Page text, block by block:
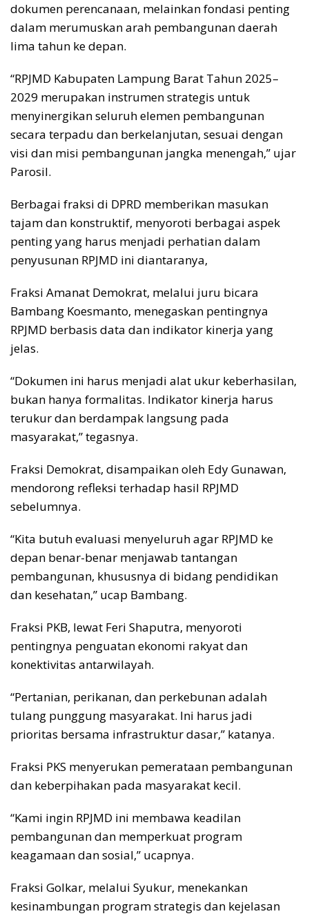
dokumen perencanaan, melainkan fondasi penting
dalam merumuskan arah pembangunan daerah
lima tahun ke depan.
“RPJMD Kabupaten Lampung Barat Tahun 2025–
2029 merupakan instrumen strategis untuk
menyinergikan seluruh elemen pembangunan
secara terpadu dan berkelanjutan, sesuai dengan
visi dan misi pembangunan jangka menengah,” ujar
Parosil.
Berbagai fraksi di DPRD memberikan masukan
tajam dan konstruktif, menyoroti berbagai aspek
penting yang harus menjadi perhatian dalam
penyusunan RPJMD ini diantaranya,
Fraksi Amanat Demokrat, melalui juru bicara
Bambang Koesmanto, menegaskan pentingnya
RPJMD berbasis data dan indikator kinerja yang
jelas.
“Dokumen ini harus menjadi alat ukur keberhasilan,
bukan hanya formalitas. Indikator kinerja harus
terukur dan berdampak langsung pada
masyarakat,” tegasnya.
Fraksi Demokrat, disampaikan oleh Edy Gunawan,
mendorong refleksi terhadap hasil RPJMD
sebelumnya.
“Kita butuh evaluasi menyeluruh agar RPJMD ke
depan benar-benar menjawab tantangan
pembangunan, khususnya di bidang pendidikan
dan kesehatan,” ucap Bambang.
Fraksi PKB, lewat Feri Shaputra, menyoroti
pentingnya penguatan ekonomi rakyat dan
konektivitas antarwilayah.
“Pertanian, perikanan, dan perkebunan adalah
tulang punggung masyarakat. Ini harus jadi
prioritas bersama infrastruktur dasar,” katanya.
Fraksi PKS menyerukan pemerataan pembangunan
dan keberpihakan pada masyarakat kecil.
“Kami ingin RPJMD ini membawa keadilan
pembangunan dan memperkuat program
keagamaan dan sosial,” ucapnya.
Fraksi Golkar, melalui Syukur, menekankan
kesinambungan program strategis dan kejelasan